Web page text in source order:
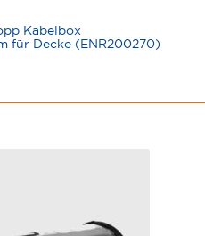
Kabelbox
für Decke (ENR200270)